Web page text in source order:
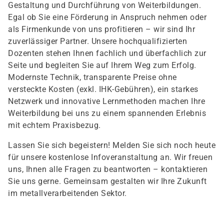
Gestaltung und Durchführung von Weiterbildungen.
Egal ob Sie eine Förderung in Anspruch nehmen oder
als Firmenkunde von uns profitieren – wir sind Ihr
zuverlässiger Partner. Unsere hochqualifizierten
Dozenten stehen Ihnen fachlich und überfachlich zur
Seite und begleiten Sie auf Ihrem Weg zum Erfolg.
Modernste Technik, transparente Preise ohne
versteckte Kosten (exkl. IHK-Gebühren), ein starkes
Netzwerk und innovative Lernmethoden machen Ihre
Weiterbildung bei uns zu einem spannenden Erlebnis
mit echtem Praxisbezug.
Lassen Sie sich begeistern! Melden Sie sich noch heute
für unsere kostenlose Infoveranstaltung an. Wir freuen
uns, Ihnen alle Fragen zu beantworten – kontaktieren
Sie uns gerne. Gemeinsam gestalten wir Ihre Zukunft
im metallverarbeitenden Sektor.